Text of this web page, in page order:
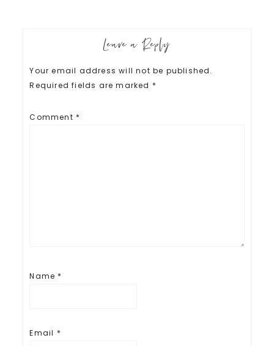
Leave a Reply
Your email address will not be published.
Required fields are marked *
Comment *
Name *
Email *